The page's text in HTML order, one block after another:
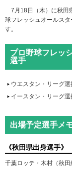
7月18日（木）に秋田
球フレッシュオールス
す。
プロ野球フレッ
選手
ウエスタン・リーグ選
イースタン・リーグ選
出場予定選手メ
《秋田県出身選手》
千葉ロッテ・木村（秋田